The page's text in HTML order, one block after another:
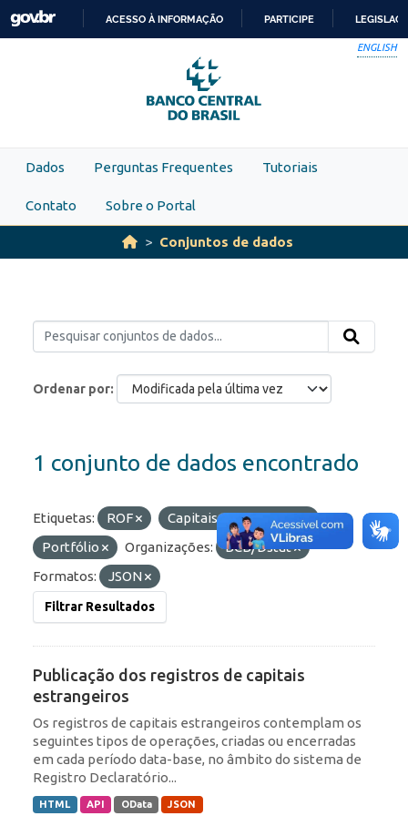
Skip to main content
PARA
O
CONTEÚDO
ACESSO À INFORMAÇÃO PARTICIPE
ENGLISH
Dados Perguntas Frequentes Tutoriais
Contato Sobre o Portal
Conjuntos de dados
Ordenar por
1 conjunto de dados encontrado
Etiquetas: ROF
Capitais Estrangeiros
Portfólio
Organizações:
BCB/Dstat
Formatos:
JSON
Filtrar Resultados
Publicação dos registros de capitais
estrangeiros
Os registros de capitais estrangeiros contemplam os
seguintes tipos de operações, criadas ou encerradas
em cada período data-base, no âmbito do sistema de
Registro Declaratório...
HTML API OData JSON